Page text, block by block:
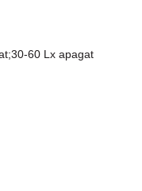
60 Lx apagat